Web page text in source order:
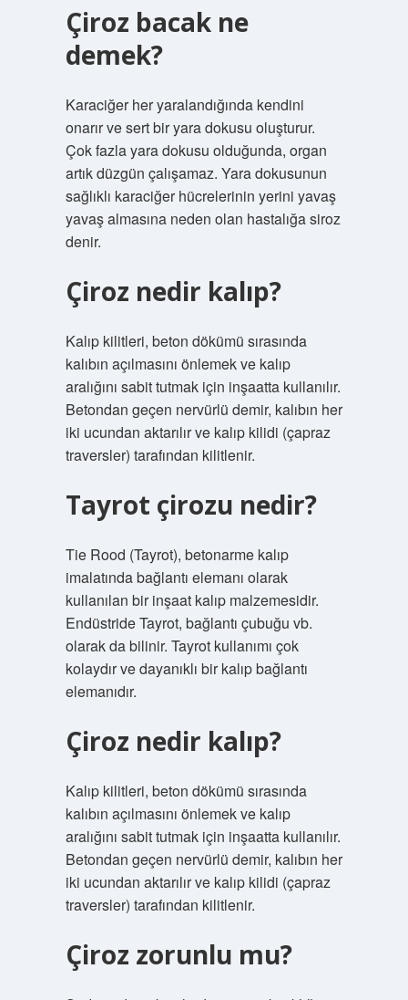
Çiroz bacak ne
demek?
Karaciğer her yaralandığında kendini
onarır ve sert bir yara dokusu oluşturur.
Çok fazla yara dokusu olduğunda, organ
artık düzgün çalışamaz. Yara dokusunun
sağlıklı karaciğer hücrelerinin yerini yavaş
yavaş almasına neden olan hastalığa siroz
denir.
Çiroz nedir kalıp?
Kalıp kilitleri, beton dökümü sırasında
kalıbın açılmasını önlemek ve kalıp
aralığını sabit tutmak için inşaatta kullanılır.
Betondan geçen nervürlü demir, kalıbın her
iki ucundan aktarılır ve kalıp kilidi (çapraz
traversler) tarafından kilitlenir.
Tayrot çirozu nedir?
Tie Rood (Tayrot), betonarme kalıp
imalatında bağlantı elemanı olarak
kullanılan bir inşaat kalıp malzemesidir.
Endüstride Tayrot, bağlantı çubuğu vb.
olarak da bilinir. Tayrot kullanımı çok
kolaydır ve dayanıklı bir kalıp bağlantı
elemanıdır.
Çiroz nedir kalıp?
Kalıp kilitleri, beton dökümü sırasında
kalıbın açılmasını önlemek ve kalıp
aralığını sabit tutmak için inşaatta kullanılır.
Betondan geçen nervürlü demir, kalıbın her
iki ucundan aktarılır ve kalıp kilidi (çapraz
traversler) tarafından kilitlenir.
Çiroz zorunlu mu?